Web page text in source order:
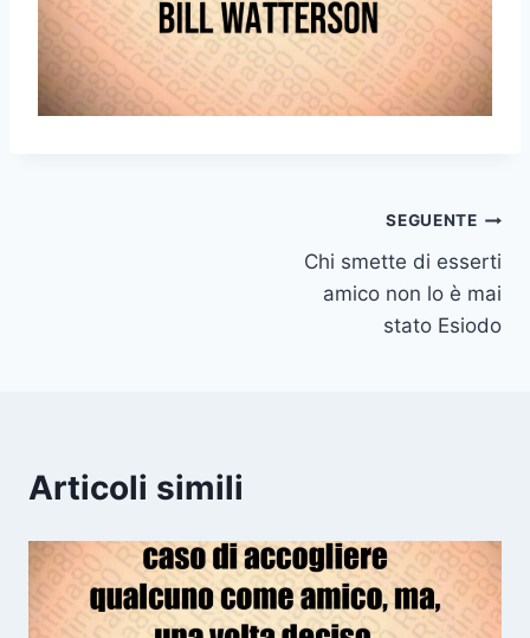
SEGUENTE
Chi smette di esserti
amico non lo è mai
stato Esiodo
Articoli simili